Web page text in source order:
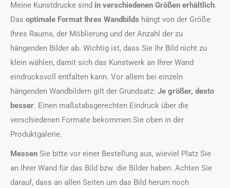
Meine Kunstdrucke sind in verschiedenen Größen erhältlich.
Das optimale Format Ihres Wandbilds hängt von der Größe
Ihres Raums, der Möblierung und der Anzahl der zu
hängenden Bilder ab. Wichtig ist, dass Sie Ihr Bild nicht zu
klein wählen, damit sich das Kunstwerk an Ihrer Wand
eindrucksvoll entfalten kann. Vor allem bei einzeln
hängenden Wandbildern gilt der Grundsatz: Je größer, desto
besser. Einen maßstabsgerechten Eindruck über die
verschiedenen Formate bekommen Sie oben in der
Produktgalerie.
Messen Sie bitte vor einer Bestellung aus, wieviel Platz Sie
an Ihrer Wand für das Bild bzw. die Bilder haben. Achten Sie
darauf, dass an allen Seiten um das Bild herum noch